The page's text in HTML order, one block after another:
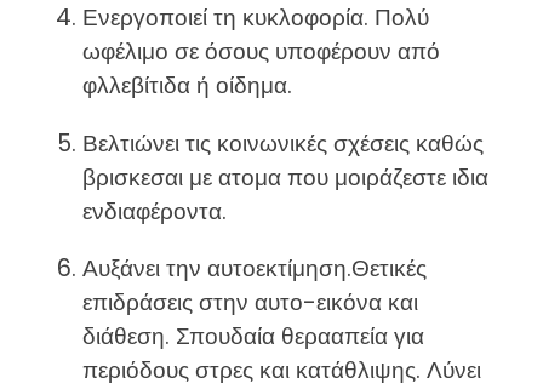
Ενεργοποιεί τη κυκλοφορία. Πολύ
ωφέλιμο σε όσους υποφέρουν από
φλλεβίτιδα ή οίδημα.
Βελτιώνει τις κοινωνικές σχέσεις καθώς
βρισκεσαι με ατομα που μοιράζεστε ιδια
ενδιαφέροντα.
Αυξάνει την αυτοεκτίμηση.Θετικές
επιδράσεις στην αυτο-εικόνα και
διάθεση. Σπουδαία θερααπεία για
περιόδους στρες και κατάθλιψης. Λύνει